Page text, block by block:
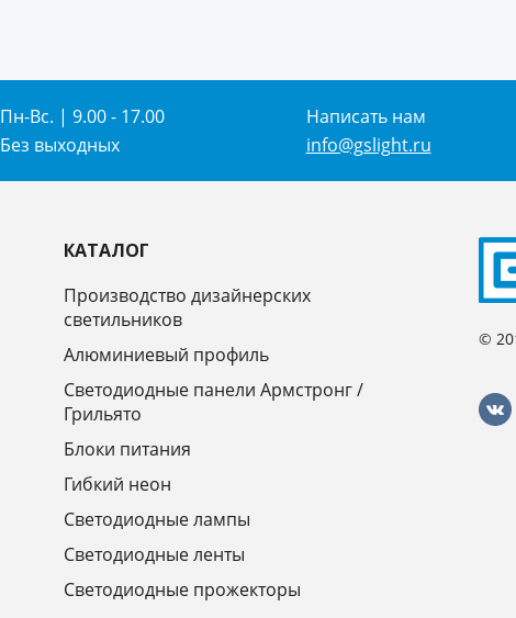
Пн-Вс. | 9.00 - 17.00
Без выходных
Написать нам
info@gslight.ru
КАТАЛОГ
Производство дизайнерских
светильников
Алюминиевый профиль
Светодиодные панели Армстронг /
Грильято
Блоки питания
Гибкий неон
Светодиодные лампы
Светодиодные ленты
Светодиодные прожекторы
©